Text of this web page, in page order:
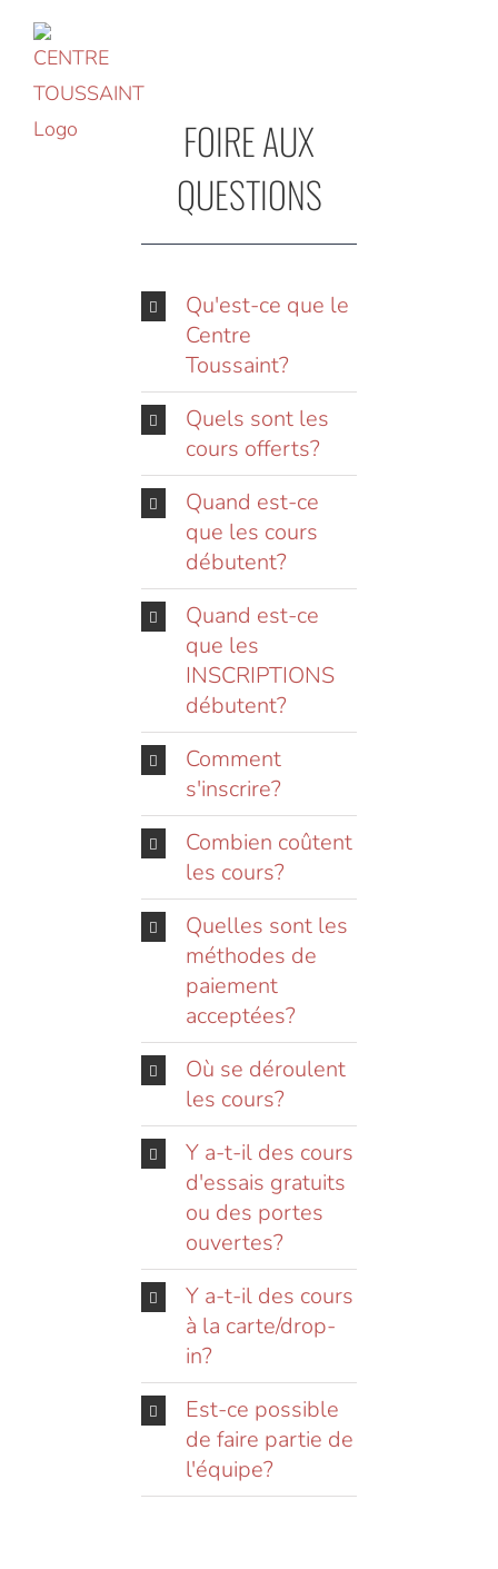
Accéder
contenu
FOIRE AUX
QUESTIONS
Qu'est-ce que le
Centre
Toussaint?
Quels sont les
cours offerts?
Quand est-ce
que les cours
débutent?
Quand est-ce
que les
INSCRIPTIONS
débutent?
Comment
s'inscrire?
Combien coûtent
les cours?
Quelles sont les
méthodes de
paiement
acceptées?
Où se déroulent
les cours?
Y a-t-il des cours
d'essais gratuits
ou des portes
ouvertes?
Y a-t-il des cours
à la carte/drop-
in?
Est-ce possible
de faire partie de
l'équipe?